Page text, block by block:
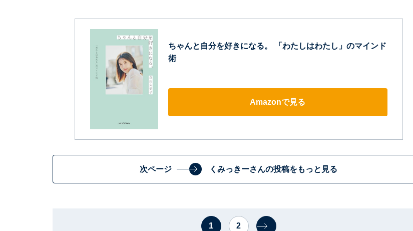
ちゃんと自分を好きになる。 「わたしはわたし」のマインド
術
Amazonで見る
次ページ くみっきーさんの投稿をもっと見る
1 2